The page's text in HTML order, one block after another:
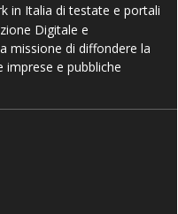
in Italia di testate e portali
Digitale e
missione di diffondere la
imprese e pubbliche